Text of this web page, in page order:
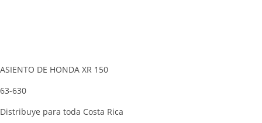
ASIENTO DE HONDA XR 150
63-630
Distribuye para toda Costa Rica